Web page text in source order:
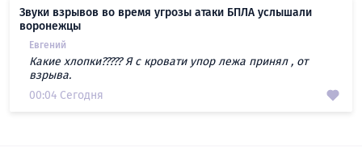
Звуки взрывов во время угрозы атаки БПЛА услышали
воронежцы
Евгений
Какие хлопки????? Я с кровати упор лежа принял , от
взрыва.
00:04 Сегодня